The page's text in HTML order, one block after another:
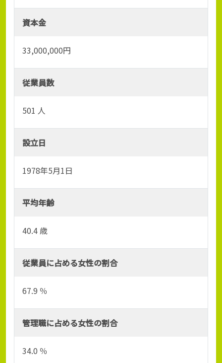
資本金
33,000,000円
従業員数
501 人
設立日
1978年5月1日
平均年齢
40.4 歳
従業員に占める女性の割合
67.9 ％
管理職に占める女性の割合
34.0 ％